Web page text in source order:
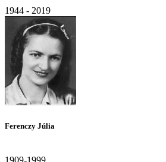
1944 - 2019
Ferenczy Júlia
1909-1999